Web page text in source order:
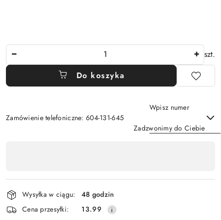
szt.
Do koszyka
Zamówienie telefoniczne: 604-131-645
Wpisz numer
Zadzwonimy do Ciebie
płatność
i
dostawa
Wysyłka w ciągu:
48 godzin
Cena przesyłki:
13.99